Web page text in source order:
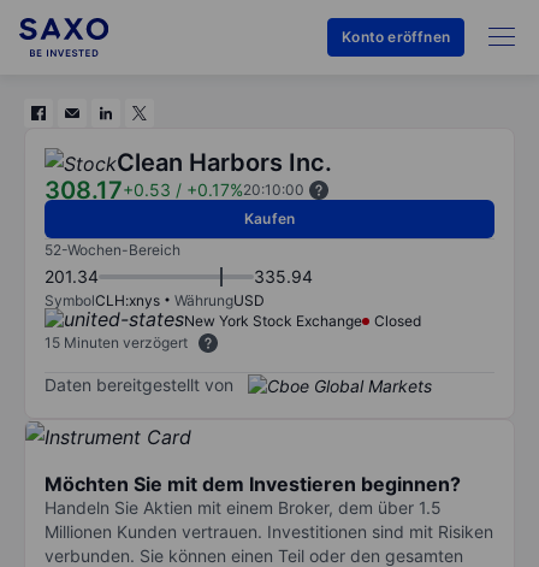
Konto eröffnen
Clean Harbors Inc.
308.17+0.53 / +0.17%20:10:00
Kaufen
52-Wochen-Bereich
201.34 335.94
SymbolCLH:xnys WährungUSD
New York Stock Exchange
Closed
15 Minuten verzögert
Daten bereitgestellt von
Möchten Sie mit dem Investieren beginnen?
Handeln Sie Aktien mit einem Broker, dem über 1.5
Millionen Kunden vertrauen. Investitionen sind mit Risiken
verbunden. Sie können einen Teil oder den gesamten